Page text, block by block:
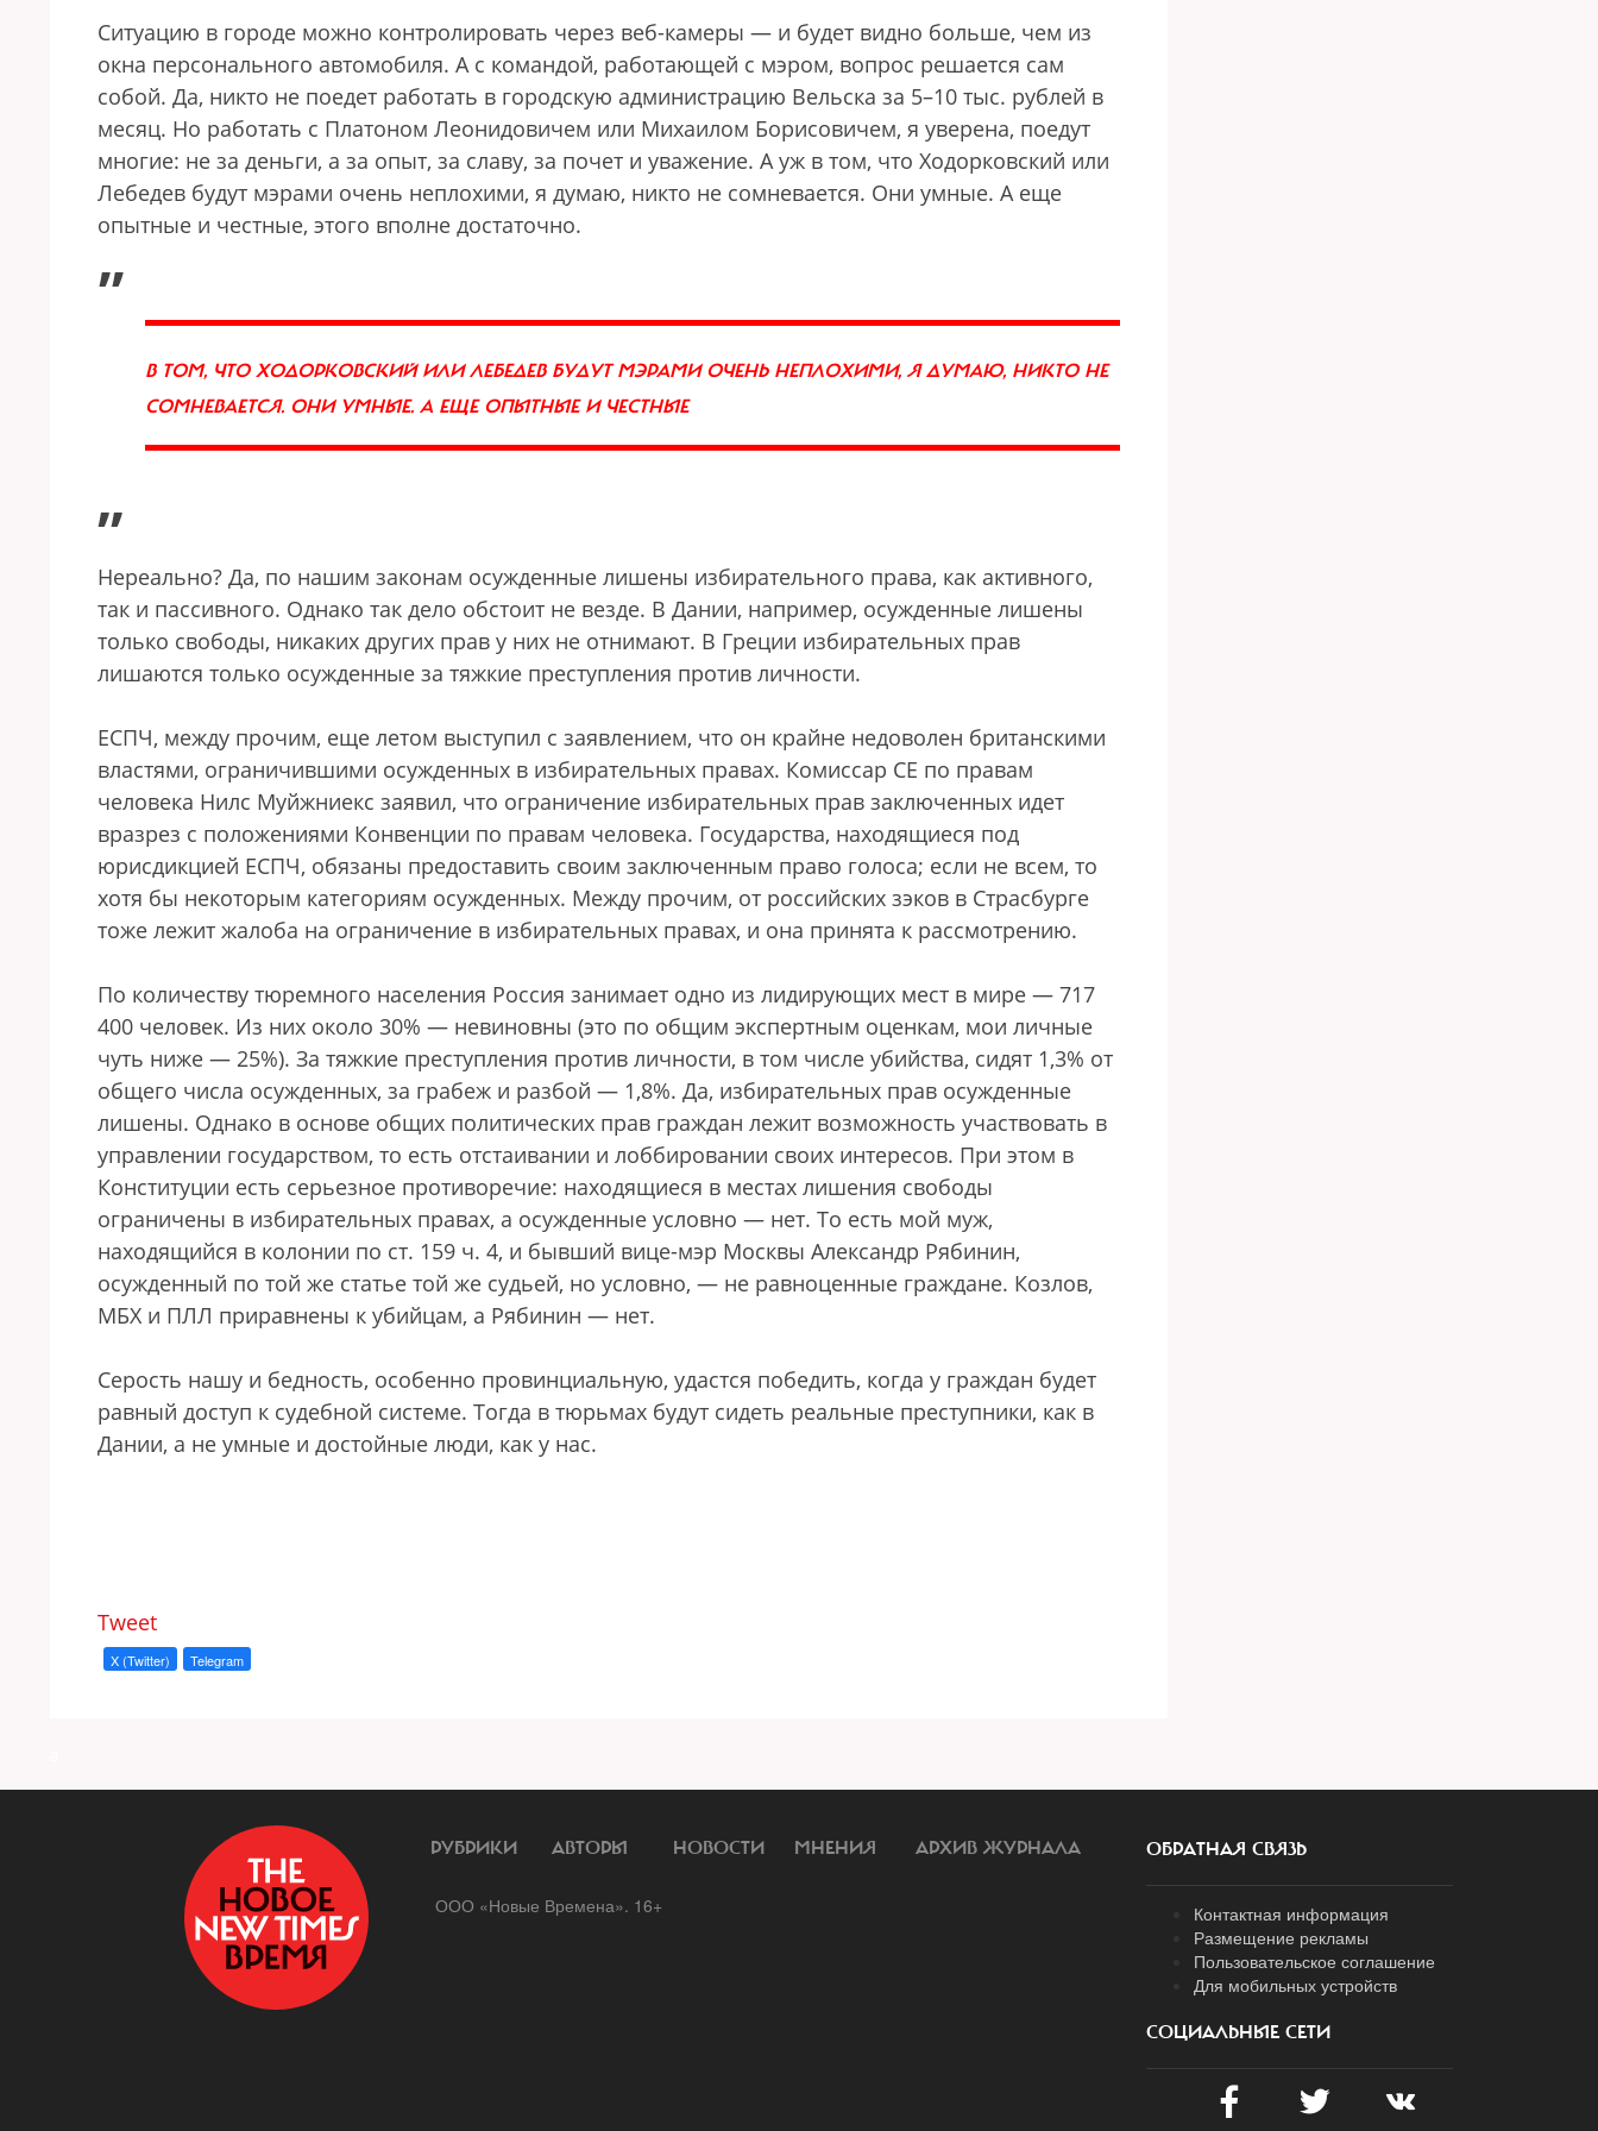
Ситуацию в городе можно контролировать через веб-камеры — и будет видно больше, чем из
окна персонального автомобиля. А с командой, работающей с мэром, вопрос решается сам
собой. Да, никто не поедет работать в городскую администрацию Вельска за 5–10 тыс. рублей в
месяц. Но работать с Платоном Леонидовичем или Михаилом Борисовичем, я уверена, поедут
многие: не за деньги, а за опыт, за славу, за почет и уважение. А уж в том, что Ходорковский или
Лебедев будут мэрами очень неплохими, я думаю, никто не сомневается. Они умные. А еще
опытные и честные, этого вполне достаточно.
„
В ТОМ, ЧТО ХОДОРКОВСКИЙ ИЛИ ЛЕБЕДЕВ БУДУТ МЭРАМИ ОЧЕНЬ НЕПЛОХИМИ, Я ДУМАЮ, НИКТО НЕ
СОМНЕВАЕТСЯ. ОНИ УМНЫЕ. А ЕЩЕ ОПЫТНЫЕ И ЧЕСТНЫЕ
”
Нереально? Да, по нашим законам осужденные лишены избирательного права, как активного,
так и пассивного. Однако так дело обстоит не везде. В Дании, например, осужденные лишены
только свободы, никаких других прав у них не отнимают. В Греции избирательных прав
лишаются только осужденные за тяжкие преступления против личности.
ЕСПЧ, между прочим, еще летом выступил с заявлением, что он крайне недоволен британскими
властями, ограничившими осужденных в избирательных правах. Комиссар СЕ по правам
человека Нилс Муйжниекс заявил, что ограничение избирательных прав заключенных идет
вразрез с положениями Конвенции по правам человека. Государства, находящиеся под
юрисдикцией ЕСПЧ, обязаны предоставить своим заключенным право голоса; если не всем, то
хотя бы некоторым категориям осужденных. Между прочим, от российских зэков в Страсбурге
тоже лежит жалоба на ограничение в избирательных правах, и она принята к рассмотрению.
По количеству тюремного населения Россия занимает одно из лидирующих мест в мире — 717
400 человек. Из них около 30% — невиновны (это по общим экспертным оценкам, мои личные
чуть ниже — 25%). За тяжкие преступления против личности, в том числе убийства, сидят 1,3% от
общего числа осужденных, за грабеж и разбой — 1,8%. Да, избирательных прав осужденные
лишены. Однако в основе общих политических прав граждан лежит возможность участвовать в
управлении государством, то есть отстаивании и лоббировании своих интересов. При этом в
Конституции есть серьезное противоречие: находящиеся в местах лишения свободы
ограничены в избирательных правах, а осужденные условно — нет. То есть мой муж,
находящийся в колонии по ст. 159 ч. 4, и бывший вице-мэр Москвы Александр Рябинин,
осужденный по той же статье той же судьей, но условно, — не равноценные граждане. Козлов,
МБХ и ПЛЛ приравнены к убийцам, а Рябинин — нет.
Серость нашу и бедность, особенно провинциальную, удастся победить, когда у граждан будет
равный доступ к судебной системе. Тогда в тюрьмах будут сидеть реальные преступники, как в
Дании, а не умные и достойные люди, как у нас.
Tweet
X (Twitter) Telegram
РУБРИКИ АВТОРЫ НОВОСТИ МНЕНИЯ АРХИВ ЖУРНАЛА
ООО «Новые Времена». 16+
ОБРАТНАЯ СВЯЗЬ
Контактная информация
Размещение рекламы
Пользовательское соглашение
Для мобильных устройств
СОЦИАЛЬНЫЕ СЕТИ